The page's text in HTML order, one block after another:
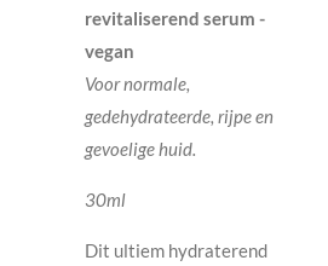
revitaliserend serum -
vegan
Voor normale,
gedehydrateerde, rijpe en
gevoelige huid.
30ml
Dit ultiem hydraterend